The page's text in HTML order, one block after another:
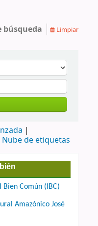
búsqueda Limpiar
Nube de etiquetas
Común (IBC)
Amazónico José